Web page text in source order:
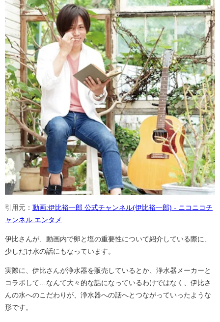
引用元： 動画:伊比裕一郎 公式チャンネル(伊比裕一郎) - ニコニコチ
ャンネル:エンタメ
伊比さんが、動画内で卵と塩の重要性について紹介している際に、
少しだけ水の話にもなっています。
実際に、伊比さんが浄水器を販売しているとか、浄水器メーカーと
コラボして…なんて大々的な話になっているわけではなく、伊比さ
んの水へのこだわりが、浄水器への話へとつながっていったような
形です。